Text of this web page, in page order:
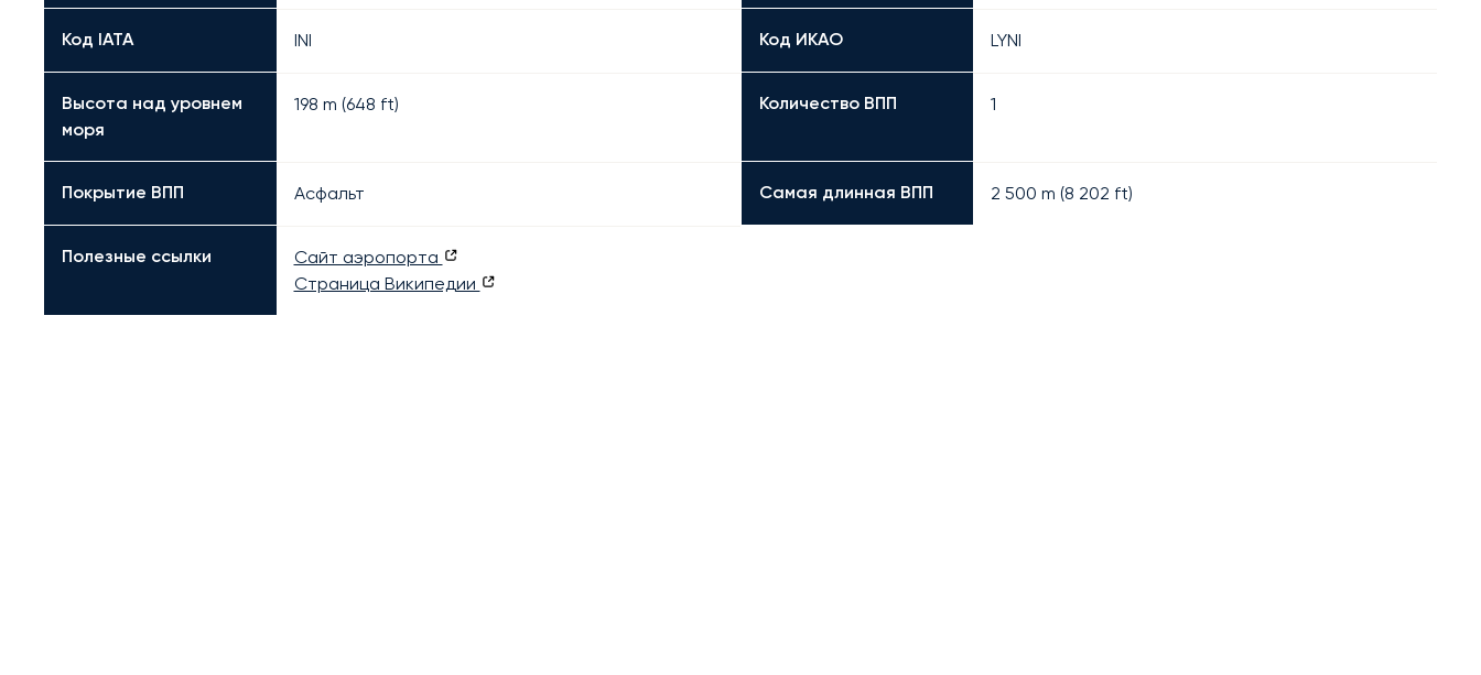
Код IATA INI Код ИКАО LYNI
Высота над уровнем
моря
198 m (648 ft) Количество ВПП 1
Покрытие ВПП Асфальт Самая длинная ВПП 2 500 m (8 202 ft)
Полезные ссылки
Сайт аэропорта
Страница Википедии